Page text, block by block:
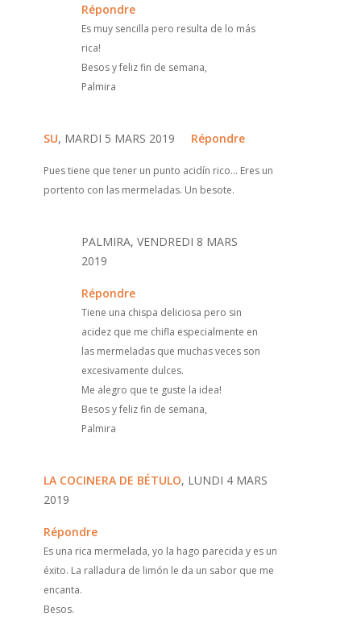
Répondre
Es muy sencilla pero resulta de lo más
rica!
Besos y feliz fin de semana,
Palmira
SU, MARDI 5 MARS 2019 Répondre
Pues tiene que tener un punto acidín rico... Eres un
portento con las mermeladas. Un besote.
PALMIRA, VENDREDI 8 MARS
2019
Répondre
Tiene una chispa deliciosa pero sin
acidez que me chifla especialmente en
las mermeladas que muchas veces son
excesivamente dulces.
Me alegro que te guste la idea!
Besos y feliz fin de semana,
Palmira
LA COCINERA DE BÉTULO, LUNDI 4 MARS
2019
Répondre
Es una rica mermelada, yo la hago parecida y es un
éxito. La ralladura de limón le da un sabor que me
encanta.
Besos.